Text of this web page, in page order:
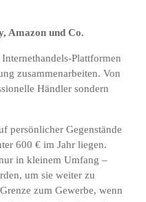
Amazon und Co.
Plattformen
zusammenarbeiten. Von
Händler sondern
persönlicher Gegenstände
600 € im Jahr liegen.
in kleinem Umfang –
um sie weiter zu
zum Gewerbe, wenn